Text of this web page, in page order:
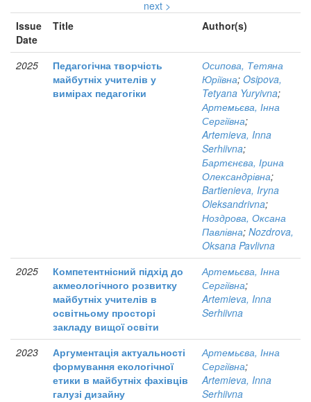
next >
Issue
Date
Title Author(s)
2025
Педагогічна творчість
майбутніх учителів у
вимірах педагогіки
Осипова, Тетяна
Юріївна; Osipova,
Tetyana Yuryivna;
Артемьєва, Інна
Сергіївна;
Artemieva, Inna
Serhiivna;
Бартєнєва, Ірина
Олександрівна;
Bartienieva, Iryna
Oleksandrivna;
Ноздрова, Оксана
Павлівна; Nozdrova,
Oksana Pavlivna
2025
Компетентнісний підхід до
акмеологічного розвитку
майбутніх учителів в
освітньому просторі
закладу вищої освіти
Артемьєва, Інна
Сергіївна;
Artemieva, Inna
Serhiivna
2023
Аргументація актуальності
формування екологічної
етики в майбутніх фахівців
галузі дизайну
Артемьєва, Інна
Сергіївна;
Artemieva, Inna
Serhiivna